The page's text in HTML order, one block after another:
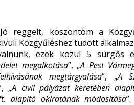
reggelt, köszöntöm a
Közgyűléshez tudott
ezek közül 5 sürgős
megalkotása”, „A Pest
megtárgyalása”, „A
„A civil pályázat keretében
alapító okiratának módosítása